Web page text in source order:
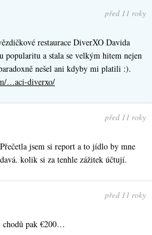
před 11 roky
restaurace DiverXO Davida
popularitu a stala se velkým hitem nejen
nešel ani kdyby mi platili :).
…aci-diverxo/
před 11 roky
jsem si report a to jídlo by mne
kolik si za tenhle zážitek účtují.
před 11 roky
chodů pak €200…